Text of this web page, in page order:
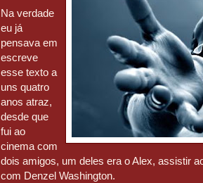
Na verdade
eu já
pensava em
escreve
esse texto a
uns quatro
anos atraz,
desde que
fui ao
cinema com
dois amigos, um deles era o Alex, assistir
com Denzel Washington.